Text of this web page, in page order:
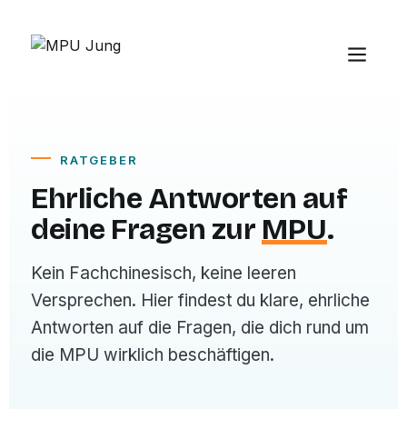
RATGEBER
Ehrliche Antworten auf
deine Fragen zur MPU.
Kein Fachchinesisch, keine leeren
Versprechen. Hier findest du klare, ehrliche
Antworten auf die Fragen, die dich rund um
die MPU wirklich beschäftigen.